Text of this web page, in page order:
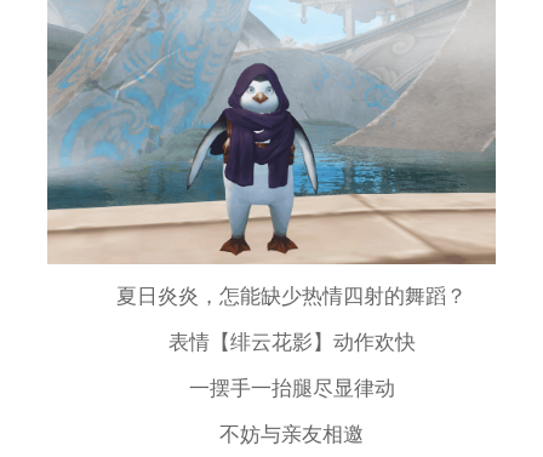
夏日炎炎，怎能缺少热情四射的舞蹈？
表情【绯云花影】动作欢快
一摆手一抬腿尽显律动
不妨与亲友相邀